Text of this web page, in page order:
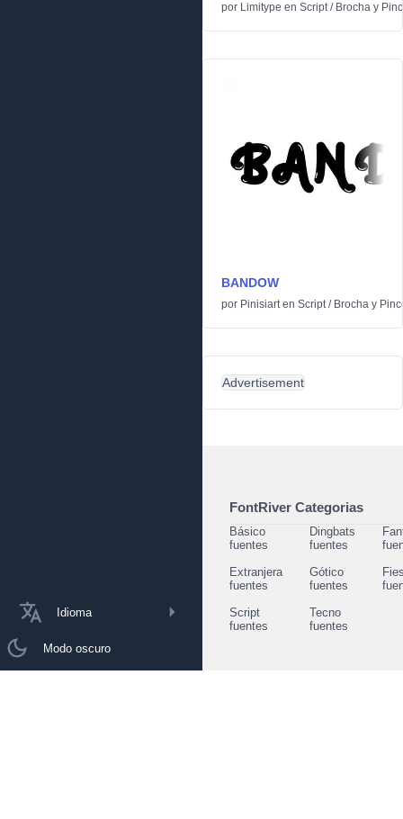
Idioma
Modo oscuro
por Limitype en Script/ Brocha y
BANDOW
por Pinisiarten Script/ Brocha y
Advertisement
FontRiver Categorias
Básico
fuentes
Dingbats
fuentes
Extranjera
fuentes
Gótico
fuentes
Script
fuentes
Tecno
fuentes